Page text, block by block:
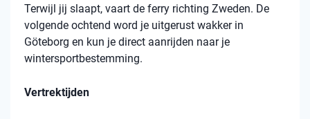
Terwijl jij slaapt, vaart de ferry richting Zweden. De
volgende ochtend word je uitgerust wakker in
Göteborg en kun je direct aanrijden naar je
wintersportbestemming.
Vertrektijden